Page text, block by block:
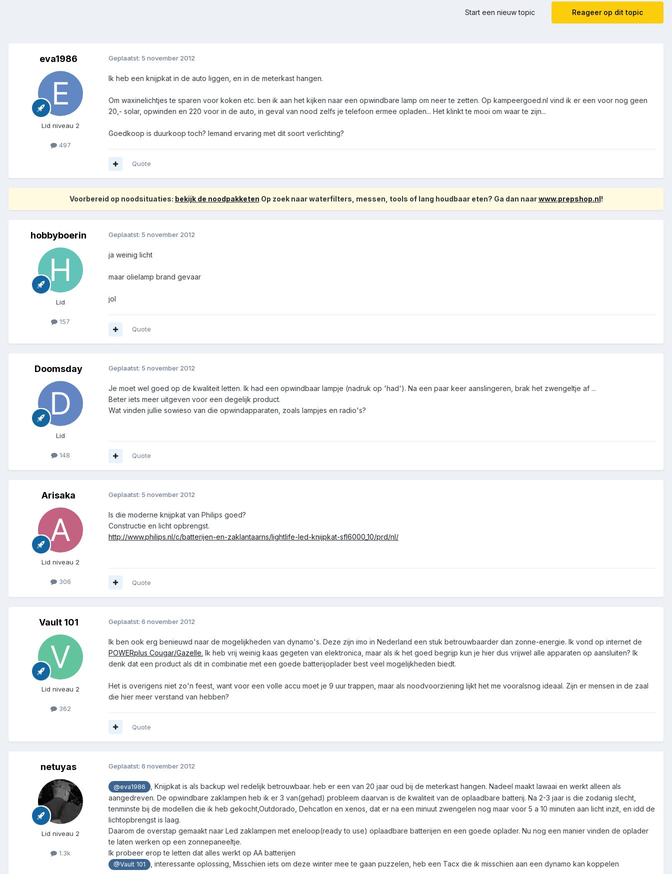
Reageer op dit topic
Start een nieuw topic
eva1986
Lid niveau 2
497
Geplaatst: 5 november 2012
Ik heb een knijpkat in de auto liggen, en in de meterkast hangen.
Om waxinelichtjes te sparen voor koken etc. ben ik aan het kijken naar een opwindbare lamp om neer te zetten. Op kampeergoed.nl vind ik er een voor nog geen
20,- solar, opwinden en 220 voor in de auto, in geval van nood zelfs je telefoon ermee opladen... Het klinkt te mooi om waar te zijn...
Goedkoop is duurkoop toch? Iemand ervaring met dit soort verlichting?
Quote
Voorbereid op noodsituaties: bekijk de noodpakketen Op zoek naar waterfilters, messen, tools of lang houdbaar eten? Ga dan naarwww.prepshop.nl!
hobbyboerin
Lid
157
Geplaatst: 5 november 2012
ja weinig licht
maar olielamp brand gevaar
jol
Quote
Doomsday
Lid
148
Geplaatst: 5 november 2012
Je moet wel goed op de kwaliteit letten. Ik had een opwindbaar lampje (nadruk op 'had'). Na een paar keer aanslingeren, brak het zwengeltje af ...
Beter iets meer uitgeven voor een degelijk product.
Wat vinden jullie sowieso van die opwindapparaten, zoals lampjes en radio's?
Quote
Arisaka
Lid niveau 2
306
Geplaatst: 5 november 2012
Is die moderne knijpkat van Philips goed?
Constructie en licht opbrengst.
http://www.philips.nl/c/batterijen-en-zaklantaarns/lightlife-led-knijpkat-sfl6000_10/prd/nl/
Quote
Vault 101
Lid niveau 2
362
Geplaatst: 6 november 2012
Ik ben ook erg benieuwd naar de mogelijkheden van dynamo's. Deze zijn imo in Nederland een stuk betrouwbaarder dan zonne-energie. Ik vond op internet de
POWERplus Cougar/Gazelle. Ik heb vrij weinig kaas gegeten van elektronica, maar als ik het goed begrijp kun je hier dus vrijwel alle apparaten op aansluiten? Ik
denk dat een product als dit in combinatie met een goede batterijoplader best veel mogelijkheden biedt.
Het is overigens niet zo'n feest, want voor een volle accu moet je 9 uur trappen, maar als noodvoorziening lijkt het me vooralsnog ideaal. Zijn er mensen in de zaal
die hier meer verstand van hebben?
Quote
netuyas
Lid niveau 2
1.3k
Geplaatst: 6 november 2012
@eva1986
, Knijpkat is als backup wel redelijk betrouwbaar. heb er een van 20 jaar oud bij de meterkast hangen. Nadeel maakt lawaai en werkt alleen als
aangedreven. De opwindbare zaklampen heb ik er 3 van(gehad) probleem daarvan is de kwaliteit van de oplaadbare batterij. Na 2-3 jaar is die zodanig slecht,
tenminste bij de modellen die ik heb gekocht,Outdorado, Dehcatlon en xenos, dat er na een minuut zwengelen nog maar voor 5 a 10 minuten aan licht inzit, en idd de
lichtopbrengst is laag.
Daarom de overstap gemaakt naar Led zaklampen met eneloop(ready to use) oplaadbare batterijen en een goede oplader. Nu nog een manier vinden de oplader
te laten werken op een zonnepaneeltje.
Ik probeer erop te letten dat alles werkt op AA batterijen
@Vault 101 , interessante oplossing, Misschien iets om deze winter mee te gaan puzzelen, heb een Tacx die ik misschien aan een dynamo kan koppelen